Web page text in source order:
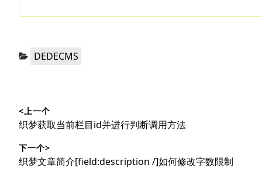
分
DEDECMS
章
导
航
<上一个
上
文
章：
织梦获取当前栏目id并进行判断调用方法
下一个>
下
织梦文章简介[field:description /]如何修改字数限制